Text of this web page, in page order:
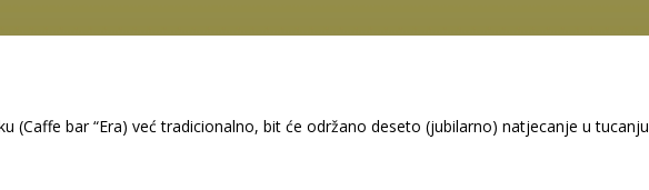
(Caffe bar “Era) već tradicionalno, bit će održano deseto (jubilarno) natjecanje u tucanju